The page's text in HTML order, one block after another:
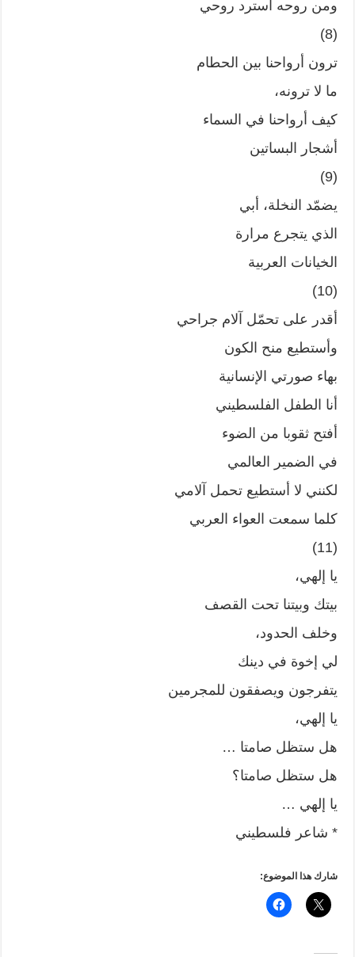
ومن روحه أسترد روحي
(8)
ترون أرواحنا بين الحطام
ما لا ترونه،
كيف أرواحنا في السماء
أشجار البساتين
(9)
يضمّد النخلة، أبي
الذي يتجرع مرارة
الخيانات العربية
(10)
أقدر على تحمّل آلام جراحي
وأستطيع منح الكون
بهاء صورتي الإنسانية
أنا الطفل الفلسطيني
أفتح ثقوبا من الضوء
في الضمير العالمي
لكنني لا أستطيع تحمل آلامي
كلما سمعت العواء العربي
(11)
يا إلهي،
بيتك وبيتنا تحت القصف
وخلف الحدود،
لي إخوة في دينك
يتفرجون ويصفقون للمجرمين
يا إلهي،
هل ستظل صامتا …
هل ستظل صامتا؟
يا إلهي …
* شاعر فلسطيني
شارك هذا الموضوع: